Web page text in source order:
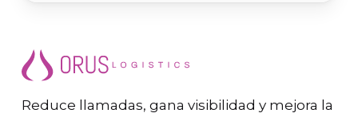
Reduce llamadas, gana visibilidad y mejora la